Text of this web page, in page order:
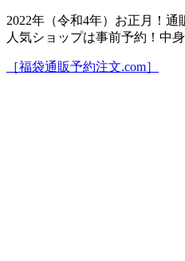
2022年（令和4年）お正月！通
人気ショップは事前予約！中
［福袋通販予約注文.com］